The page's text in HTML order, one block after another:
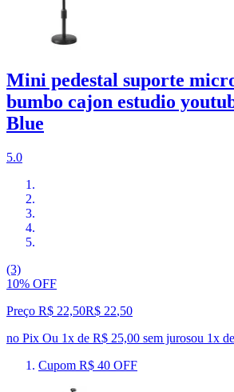
Mini pedestal suporte
bumbo cajon estudio
Blue
5.0
(3)
10% OFF
Preço R$ 22,50R$ 22,50
no Pix Ou 1x de R$ 25,00 sem jurosou 1x de
Cupom R$ 40 OFF